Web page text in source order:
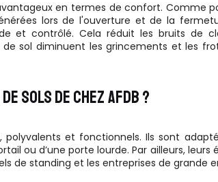
en termes de confort. Comme
lors de l'ouverture et de la
et contrôlé. Cela réduit les bruits de
de sol diminuent les grincements et les
SOLS DE CHEZ AFDB ?
polyvalents et fonctionnels. Ils sont
ou d’une porte lourde. Par ailleurs,
de standing et les entreprises de grande